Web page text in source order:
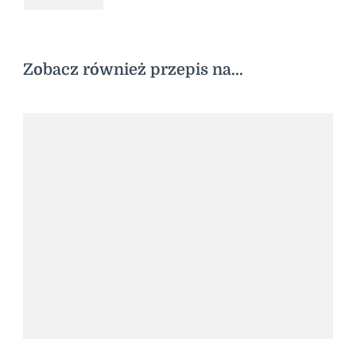
Zobacz również przepis na...